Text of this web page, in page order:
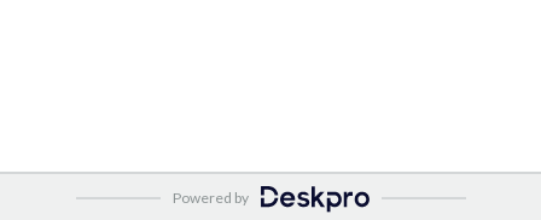
Powered by